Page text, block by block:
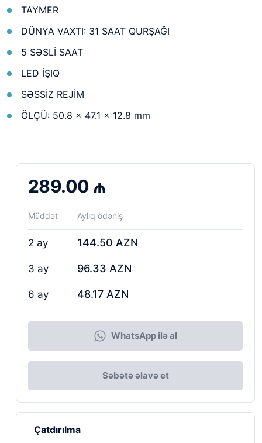
TAYMER
DÜNYA VAXTI: 31 SAAT QURŞAĞI
5 SƏSLİ SAAT
LED İŞIQ
SƏSSİZ REJİM
ÖLÇÜ: 50.8 × 47.1 × 12.8 mm
289.00 ₼
Müddət Aylıq ödəniş
2 ay 144.50 AZN
3 ay 96.33 AZN
6 ay 48.17 AZN
WhatsApp ilə al
Səbətə əlavə et
Çatdırılma